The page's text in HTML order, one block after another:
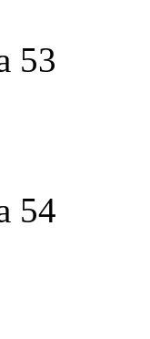
53
54